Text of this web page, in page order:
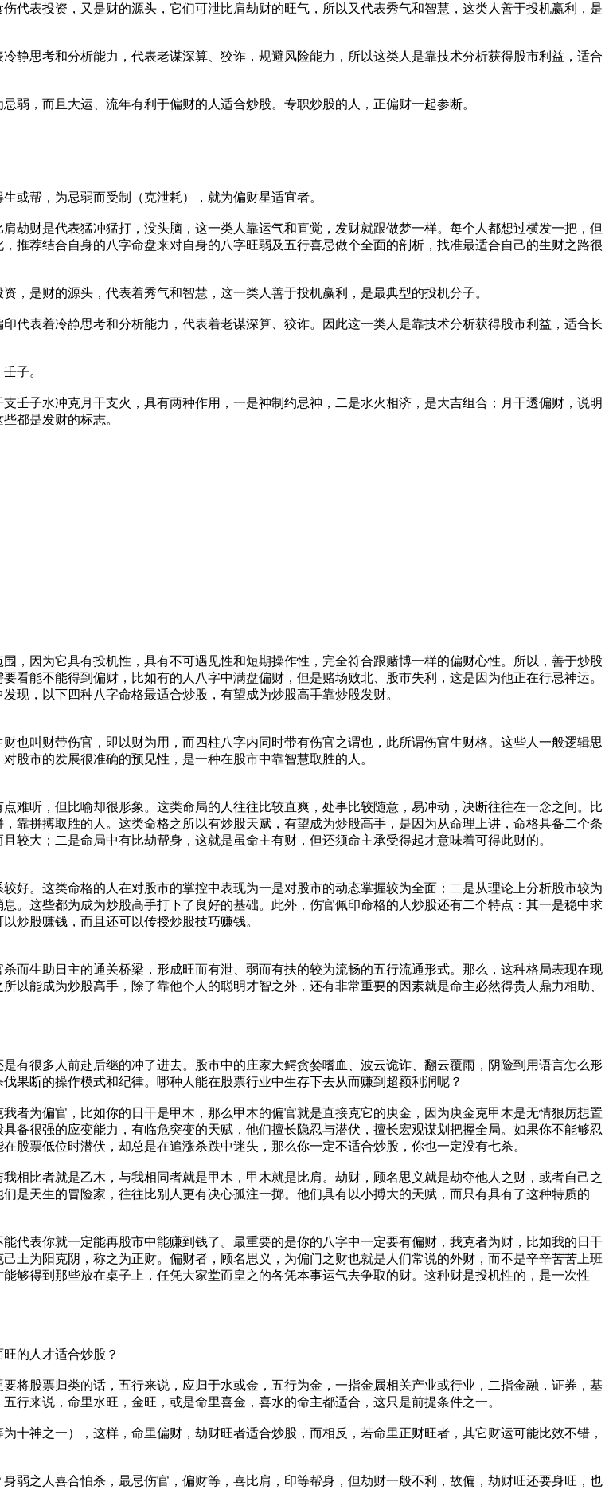
代表投资，又是财的源头，它们可泄比肩劫财的旺气，所以又代表秀气和智慧，这类人善于投机赢利，是
静思考和分析能力，代表老谋深算、狡诈，规避风险能力，所以这类人是靠技术分析获得股市利益，适合
，而且大运、流年有利于偏财的人适合炒股。专职炒股的人，正偏财一起参断。
或帮，为忌弱而受制（克泄耗），就为偏财星适宜者。
劫财是代表猛冲猛打，没头脑，这一类人靠运气和直觉，发财就跟做梦一样。每个人都想过横发一把，但
推荐结合自身的八字命盘来对自身的八字旺弱及五行喜忌做个全面的剖析，找准最适合自己的生财之路很
，是财的源头，代表着秀气和智慧，这一类人善于投机赢利，是最典型的投机分子。
代表着冷静思考和分析能力，代表着老谋深算、狡诈。因此这一类人是靠技术分析获得股市利益，适合长
子。
壬子水冲克月干支火，具有两种作用，一是神制约忌神，二是水火相济，是大吉组合；月干透偏财，说明
都是发财的标志。
，因为它具有投机性，具有不可遇见性和短期操作性，完全符合跟赌博一样的偏财心性。所以，善于炒股
看能不能得到偏财，比如有的人八字中满盘偏财，但是赌场败北、股市失利，这是因为他正在行忌神运。
现，以下四种八字命格最适合炒股，有望成为炒股高手靠炒股发财。
也叫财带伤官，即以财为用，而四柱八字内同时带有伤官之谓也，此所谓伤官生财格。这些人一般逻辑思
股市的发展很准确的预见性，是一种在股市中靠智慧取胜的人。
难听，但比喻却很形象。这类命局的人往往比较直爽，处事比较随意，易冲动，决断往往在一念之间。比
靠拼搏取胜的人。这类命格之所以有炒股天赋，有望成为炒股高手，是因为从命理上讲，命格具备二个条
大；二是命局中有比劫帮身，这就是虽命主有财，但还须命主承受得起才意味着可得此财的。
好。这类命格的人在对股市的掌控中表现为一是对股市的动态掌握较为全面；二是从理论上分析股市较为
。这些都为成为炒股高手打下了良好的基础。此外，伤官佩印命格的人炒股还有二个特点：其一是稳中求
炒股赚钱，而且还可以传授炒股技巧赚钱。
而生助日主的通关桥梁，形成旺而有泄、弱而有扶的较为流畅的五行流通形式。那么，这种格局表现在现
以能成为炒股高手，除了靠他个人的聪明才智之外，还有非常重要的因素就是命主必然得贵人鼎力相助、
有很多人前赴后继的冲了进去。股市中的庄家大鳄贪婪嗜血、波云诡诈、翻云覆雨，阴险到用语言怎么形
果断的操作模式和纪律。哪种人能在股票行业中生存下去从而赚到超额利润呢？
者为偏官，比如你的日干是甲木，那么甲木的偏官就是直接克它的庚金，因为庚金克甲木是无情狠厉想置
备很强的应变能力，有临危突变的天赋，他们擅长隐忍与潜伏，擅长宏观谋划把握全局。如果你不能够忍
股票低位时潜伏，却总是在追涨杀跌中迷失，那么你一定不适合炒股，你也一定没有七杀。
相比者就是乙木，与我相同者就是甲木，甲木就是比肩。劫财，顾名思义就是劫夺他人之财，或者自己之
是天生的冒险家，往往比别人更有决心孤注一掷。他们具有以小搏大的天赋，而只有具有了这种特质的
代表你就一定能再股市中能赚到钱了。最重要的是你的八字中一定要有偏财，我克者为财，比如我的日干
土为阳克阴，称之为正财。偏财者，顾名思义，为偏门之财也就是人们常说的外财，而不是辛辛苦苦上班
够得到那些放在桌子上，任凭大家堂而皇之的各凭本事运气去争取的财。这种财是投机性的，是一次性
的人才适合炒股？
将股票归类的话，五行来说，应归于水或金，五行为金，一指金属相关产业或行业，二指金融，证券，基
来说，命里水旺，金旺，或是命里喜金，喜水的命主都适合，这只是前提条件之一。
十神之一），这样，命里偏财，劫财旺者适合炒股，而相反，若命里正财旺者，其它财运可能比效不错，
弱之人喜合怕杀，最忌伤官，偏财等，喜比肩，印等帮身，但劫财一般不利，故偏，劫财旺还要身旺，也